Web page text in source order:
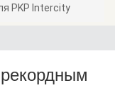
PKP Intercity